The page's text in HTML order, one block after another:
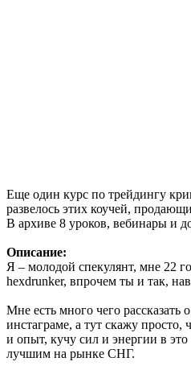
Еще один курс по трейдингу
развелось этих коучей,
В архиве 8 уроков, вебинары и
Описание:
Я – молодой спекулянт, мне 22
hexdrunker, впрочем ты и так,
Мне есть много чего рассказать
инстаграме, а тут скажу
и опыт, кучу сил и энергии в
лучшим на рынке СНГ.